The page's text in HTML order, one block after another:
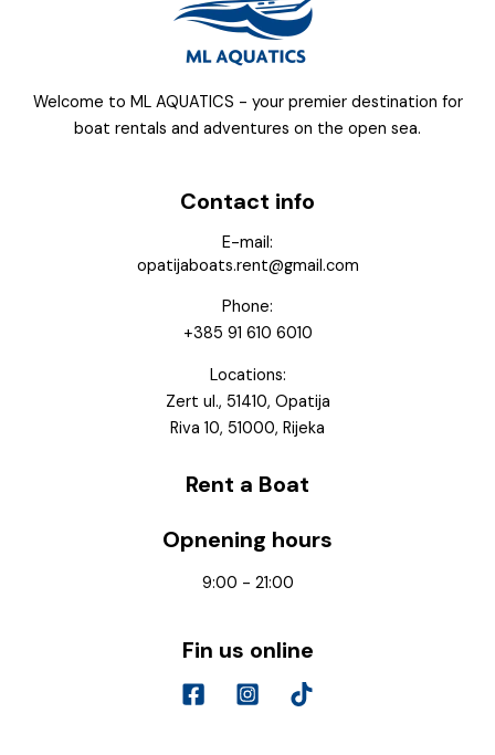
Welcome to ML AQUATICS - your premier destination for
boat rentals and adventures on the open sea.
Contact info
E-mail:
opatijaboats.rent@gmail.com
Phone:
+385 91 610 6010
Locations:
Zert ul., 51410, Opatija
Riva 10, 51000, Rijeka
Rent a Boat
Opnening hours
9:00 - 21:00
Fin us online